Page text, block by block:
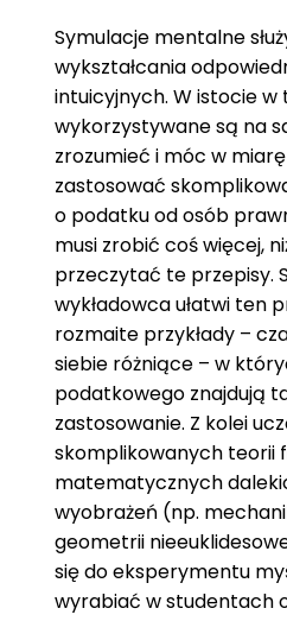
Symulacje mentalne
wykształcania
intuicyjnych. W istocie w
wykorzystywane są na
zrozumieć i móc w
zastosować
o podatku od osób
musi zrobić coś więcej,
przeczytać te przepisy.
wykładowca ułatwi ten
rozmaite przykłady –
siebie różniące – w
podatkowego znajdują
zastosowanie. Z kolei
skomplikowanych teorii
matematycznych
wyobrażeń (np.
geometrii
się do eksperymentu
wyrabiać w studentach